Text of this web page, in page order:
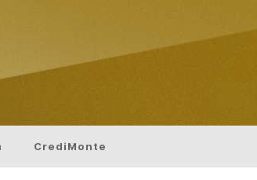
CrediMonte